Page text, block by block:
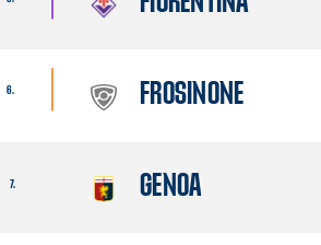
6. FROSINONE
7. GENOA